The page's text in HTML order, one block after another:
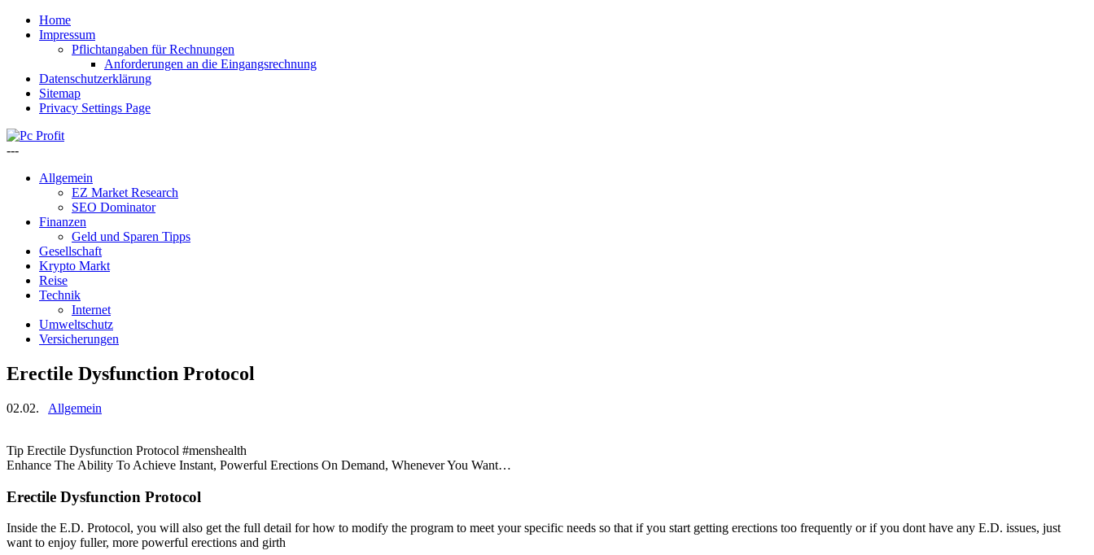
Home
Impressum
Pflichtangaben für Rechnungen
Anforderungen an die Eingangsrechnung
Datenschutzerklärung
Sitemap
Privacy Settings Page
---
Allgemein
EZ Market Research
SEO Dominator
Finanzen
Geld und Sparen Tipps
Gesellschaft
Krypto Markt
Reise
Technik
Internet
Umweltschutz
Versicherungen
Erectile Dysfunction Protocol
02.02. Allgemein
Tip Erectile Dysfunction Protocol #menshealth
Enhance The Ability To Achieve Instant, Powerful Erections On Demand, Whenever You Want…
Erectile Dysfunction Protocol
Inside the E.D. Protocol, you will also get the full detail for how to modify the program to meet your specific needs so that if you start getting erections too frequently or if you dont have any E.D. issues, just
want to enjoy fuller, more powerful erections and girth